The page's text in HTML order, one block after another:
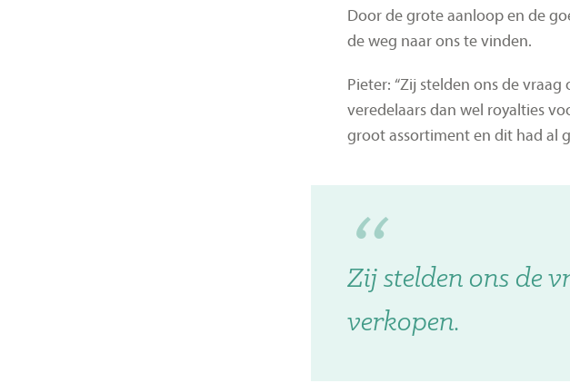
Door de grote aanloop en de
de weg naar ons te vinden.
Pieter: “Zij stelden ons de
veredelaars dan wel royalties
groot assortiment en dit had al
Zij stelden ons de
verkopen.